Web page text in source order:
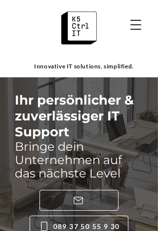
Innovative IT solutions, simplified.
Ihr persönlicher &
zuverlässiger IT
Support
Bringe dein
Unternehmen auf
das nächste Level
089 37 50 55 9 30